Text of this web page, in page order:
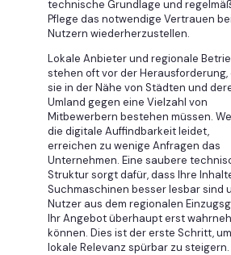
technische Grundlage und
Pflege das notwendige Vertrauen
Nutzern wiederherzustellen.
Lokale Anbieter und regionale
stehen oft vor der Herausforderung,
sie in der Nähe von Städten und
Umland gegen eine Vielzahl von
Mitbewerbern bestehen müssen.
die digitale Auffindbarkeit leidet,
erreichen zu wenige Anfragen das
Unternehmen. Eine saubere
Struktur sorgt dafür, dass Ihre
Suchmaschinen besser lesbar sind
Nutzer aus dem regionalen
Ihr Angebot überhaupt erst
können. Dies ist der erste Schritt,
lokale Relevanz spürbar zu steigern.